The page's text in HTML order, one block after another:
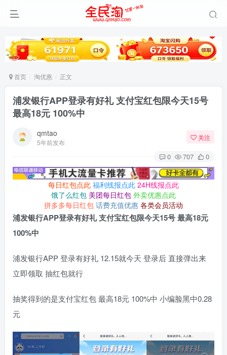
首页 淘优惠 正文
浦发银行APP登录有好礼 支付宝红包限今天15号
最高18元 100%中
qmtao
5年前发布
关注
0 707 0
每日红包点此 福利线报点此 24H线报点此
饿了么红包 美团每日红包 外卖优惠点此
拼多多每日红包 话费充值优惠 各类会员活动
浦发银行APP登录有好礼 支付宝红包限今天15号 最高18元
100%中
浦发银行APP 登录有好礼 12.15就今天 登录后 直接弹出来
立即领取 抽红包就行
抽奖得到的是支付宝红包 最高18元 100%中 小编脸黑中0.28
元